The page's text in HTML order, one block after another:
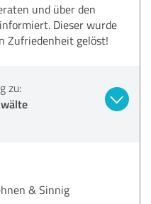
und über den
Dieser wurde
Zufriedenheit gelöst!
zu:
& Sinnig